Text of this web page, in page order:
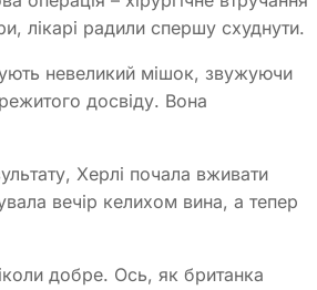
лікарі радили спершу схуднути.
невеликий мішок, звужуючи
досвіду. Вона
Херлі почала вживати
вечір келихом вина, а тепер
добре. Ось, як британка